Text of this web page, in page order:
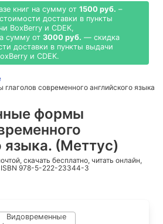
книг на сумму от 1500 руб. –
доставки в пункты
BoxBerry и CDEK,
сумму от 3000 руб. — скидка
доставки в пункты выдачи
и CDEK.
современного английского языка
формы
языка. (Меттус)
скачать бесплатно, читать онлайн,
ISBN 978-5-222-23344-3